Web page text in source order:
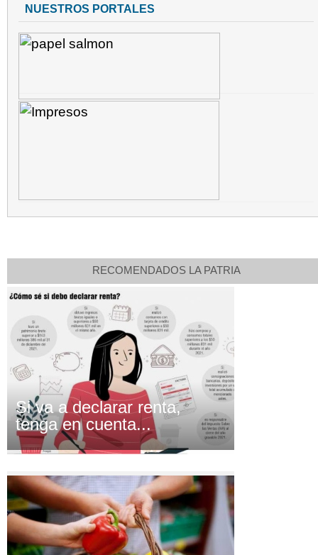
NUESTROS PORTALES
RECOMENDADOS LA PATRIA
Si va a declarar renta,
tenga en cuenta...